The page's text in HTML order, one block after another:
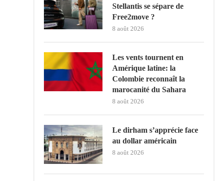
Stellantis se sépare de
Free2move ?
8 août 2026
Les vents tournent en
Amérique latine: la
Colombie reconnaît la
marocanité du Sahara
8 août 2026
Le dirham s’apprécie face
au dollar américain
8 août 2026